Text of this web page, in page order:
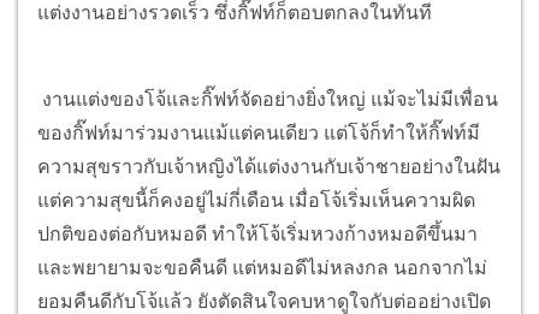
แต่งงานอย่างรวดเร็ว ซึ่งกิ๊ฟท์ก็ตอบตกลงในทันที
งานแต่งของโจ้และกิ๊ฟท์จัดอย่างยิ่งใหญ่ แม้จะไม่มีเพื่อน
ของกิ๊ฟท์มาร่วมงานแม้แต่คนเดียว แต่โจ้ก็ทำให้กิ๊ฟท์มี
ความสุขราวกับเจ้าหญิงได้แต่งงานกับเจ้าชายอย่างในฝัน
แต่ความสุขนี้ก็คงอยู่ไม่กี่เดือน เมื่อโจ้เริ่มเห็นความผิด
ปกติของต่อกับหมอดี ทำให้โจ้เริ่มหวงก้างหมอดีขึ้นมา
และพยายามจะขอคืนดี แต่หมอดีไม่หลงกล นอกจากไม่
ยอมคืนดีกับโจ้แล้ว ยังตัดสินใจคบหาดูใจกับต่ออย่างเปิด